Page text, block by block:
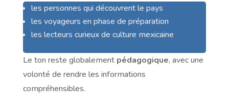
les personnes qui découvrent le pays
les voyageurs en phase de préparation
les lecteurs curieux de culture mexicaine
Le ton reste globalement pédagogique, avec une
volonté de rendre les informations
compréhensibles.